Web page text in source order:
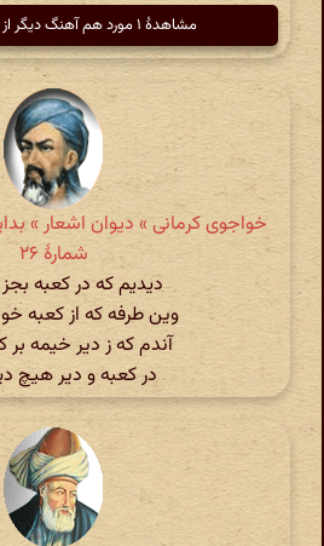
مشاهدهٔ ۱ مورد هم آهنگ دیگر از ابن یمین
خواجوی کرمانی » دیوان اشعار »
شمارهٔ ۲۶
دیدیم که در کعبه بجز
وین طرفه که از کعبه
آندم که ز دیر خیمه بر
در کعبه و دیر هیچ